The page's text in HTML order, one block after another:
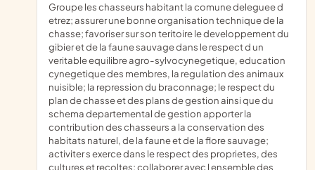
groupe les chasseurs habitant la comune deleguee d
etrez; assurer une bonne organisation technique de la
chasse; favoriser sur son teritoire le developpement du
gibier et de la faune sauvage dans le respect d un
veritable equilibre agro-sylvocynegetique, education
cynegetique des membres, la regulation des animaux
nuisible; la repression du braconnage; le respect du
plan de chasse et des plans de gestion ainsi que du
schema departemental de gestion apporter la
contribution des chasseurs a la conservation des
habitats naturel, de la faune et de la flore sauvage;
activiter s exerce dans le respect des proprietes, des
cultures et recoltes; collaborer avec l ensemble des